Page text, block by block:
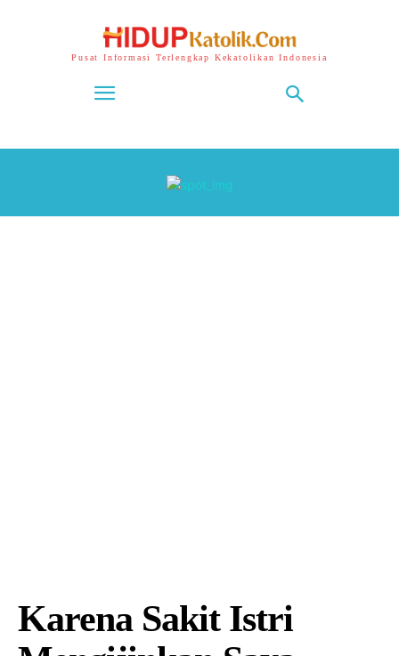
Pusat Informasi Terlengkap Kekatolikan Indonesia
Karena Sakit Istri